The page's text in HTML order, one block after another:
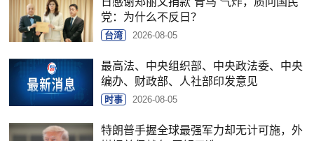
党：为什么不反日？
台湾 2026-08-05
最高法、中央组织部、中央政法委、中央
编办、财政部、人社部印发意见
时事 2026-08-05
特朗普手握全球最强军力却无计可施，外